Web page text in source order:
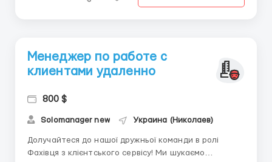
Менеджер по работе с
клиентами удаленно
800 $
Solomanager new Украина (Николаев)
Долучайтеся до нашої дружньої команди в ролі
Фахівця з клієнтського сервісу! Ми шукаємо